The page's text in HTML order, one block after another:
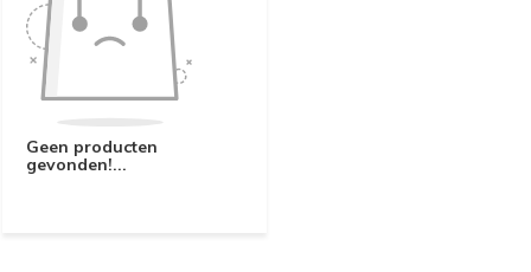
Geen producten
gevonden!...